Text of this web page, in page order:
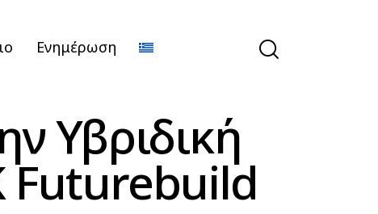
Ενημέρωση
Υβριδική
Futurebuild